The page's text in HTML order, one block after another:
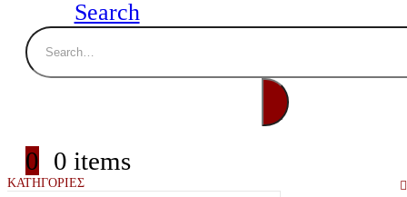
Search
0 0 items
ΚΑΤΗΓΟΡΙΕΣ